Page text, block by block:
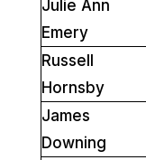
Julie Ann
Emery
Russell
Hornsby
James
Downing